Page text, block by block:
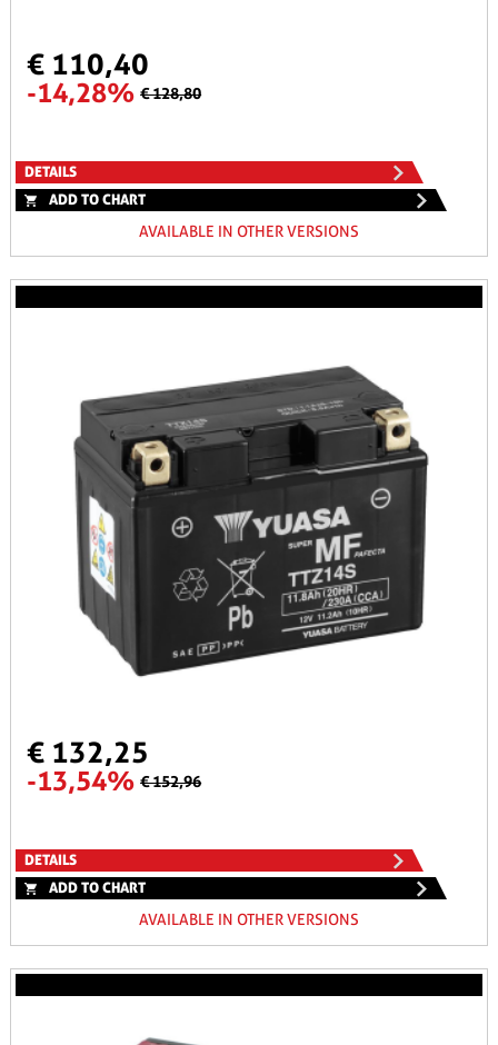
€ 110,40
-14,28% € 128,80
DETAILS
ADD TO CHART
AVAILABLE IN OTHER VERSIONS
€ 132,25
-13,54% € 152,96
DETAILS
ADD TO CHART
AVAILABLE IN OTHER VERSIONS